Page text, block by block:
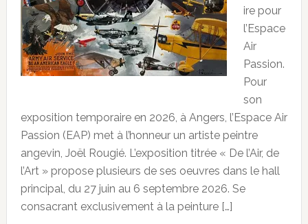
ire pour
l’Espace
Air
Passion.
Pour
son
exposition temporaire en 2026, à Angers, l’Espace Air
Passion (EAP) met à l’honneur un artiste peintre
angevin, Joël Rougié. L’exposition titrée « De l’Air, de
l’Art » propose plusieurs de ses oeuvres dans le hall
principal, du 27 juin au 6 septembre 2026. Se
consacrant exclusivement à la peinture […]